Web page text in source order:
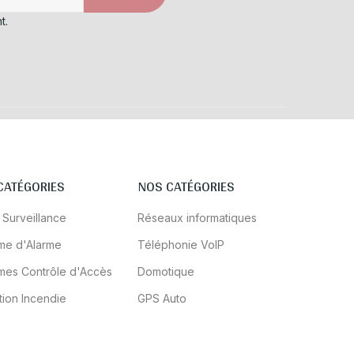
d'Alarme
Contrôle d'Accès
Incendie
NOS CATÉGORIES
Réseaux informatiques
Téléphonie VoIP
Domotique
GPS Auto